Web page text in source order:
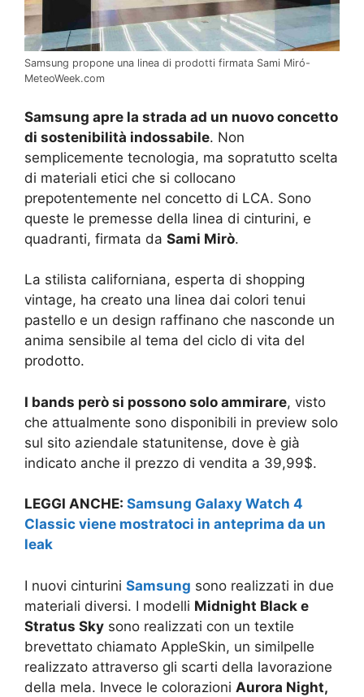
Samsung propone una linea di prodotti firmata Sami Miró-
MeteoWeek.com
Samsung apre la strada ad un nuovo concetto
di sostenibilità indossabile. Non
semplicemente tecnologia, ma sopratutto scelta
di materiali etici che si collocano
prepotentemente nel concetto di LCA. Sono
queste le premesse della linea di cinturini, e
quadranti, firmata da Sami Mirò.
La stilista californiana, esperta di shopping
vintage, ha creato una linea dai colori tenui
pastello e un design raffinano che nasconde un
anima sensibile al tema del ciclo di vita del
prodotto.
I bands però si possono solo ammirare, visto
che attualmente sono disponibili in preview solo
sul sito aziendale statunitense, dove è già
indicato anche il prezzo di vendita a 39,99$.
LEGGI ANCHE: Samsung Galaxy Watch 4
Classic viene mostratoci in anteprima da un
leak
I nuovi cinturini Samsung sono realizzati in due
materiali diversi. I modelli Midnight Black e
Stratus Sky sono realizzati con un textile
brevettato chiamato AppleSkin, un similpelle
realizzato attraverso gli scarti della lavorazione
della mela. Invece le colorazioni Aurora Night,